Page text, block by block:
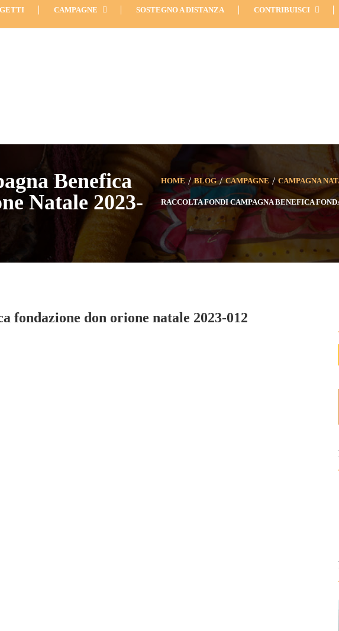
CAMPAGNE SOSTEGNO A DISTANZA CONTRIBUISCI
Benefica
Natale 2023-
HOME BLOG CAMPAGNE CAMPAGNA
RACCOLTA FONDI CAMPAGNA BENEFICA
fondazione don orione natale 2023-012